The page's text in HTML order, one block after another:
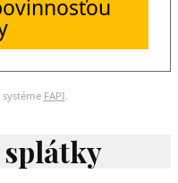
FAPI.
splátky